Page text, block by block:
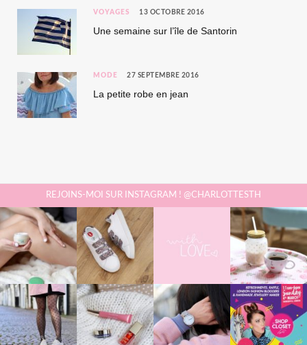
VOYAGES 13 OCTOBRE 2016
Une semaine sur l’île de Santorin
MODE 27 SEPTEMBRE 2016
La petite robe en jean
REJOINS-MOI SUR INSTAGRAM ! @CHARLOTTESTH